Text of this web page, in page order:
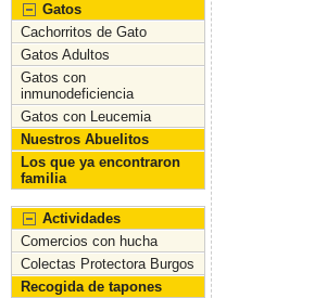
Gatos
Cachorritos de Gato
Gatos Adultos
Gatos con
inmunodeficiencia
Gatos con Leucemia
Nuestros Abuelitos
Los que ya encontraron
familia
Actividades
Comercios con hucha
Colectas Protectora Burgos
Recogida de tapones